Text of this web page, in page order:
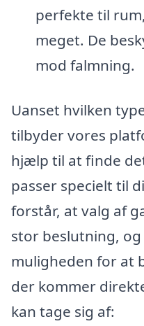
perfekte til
meget. De
mod falmning.
Uanset hvilken
tilbyder vores
hjælp til at finde
passer specielt til
forstår, at valg af
stor beslutning,
muligheden for at
der kommer
kan tage sig af: